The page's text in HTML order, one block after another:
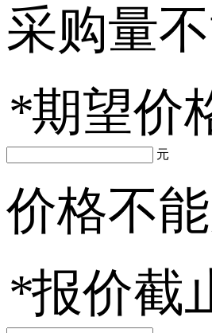
采购量
*期望价
元
价格不
*报价截